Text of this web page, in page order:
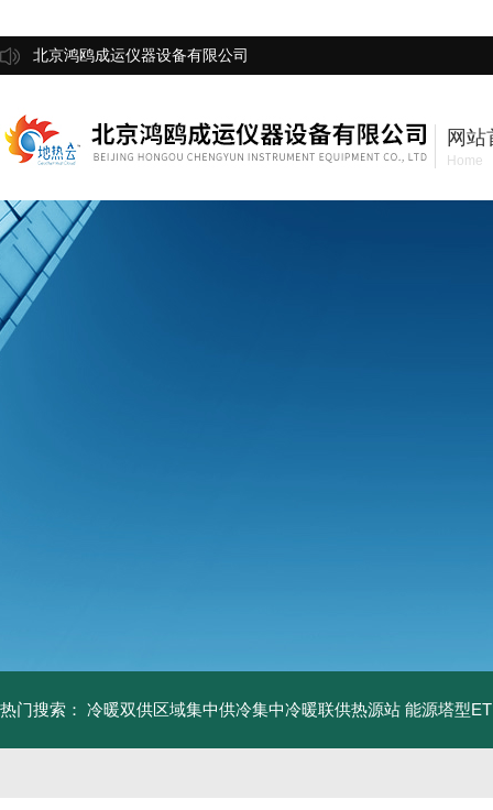
北京鸿鸥成运仪器设备有限公司
网站
Home
热门搜索： 冷暖双供区域集中供冷集中冷暖联供热源站 能源塔型